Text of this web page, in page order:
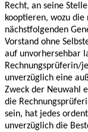
Recht, an seine
kooptieren, wozu
nächstfolgenden
Vorstand ohne
auf unvorhersehbar
Rechnungsprüferin/
unverzüglich eine
Zweck der Neuwahl
die
sein, hat jedes
unverzüglich die